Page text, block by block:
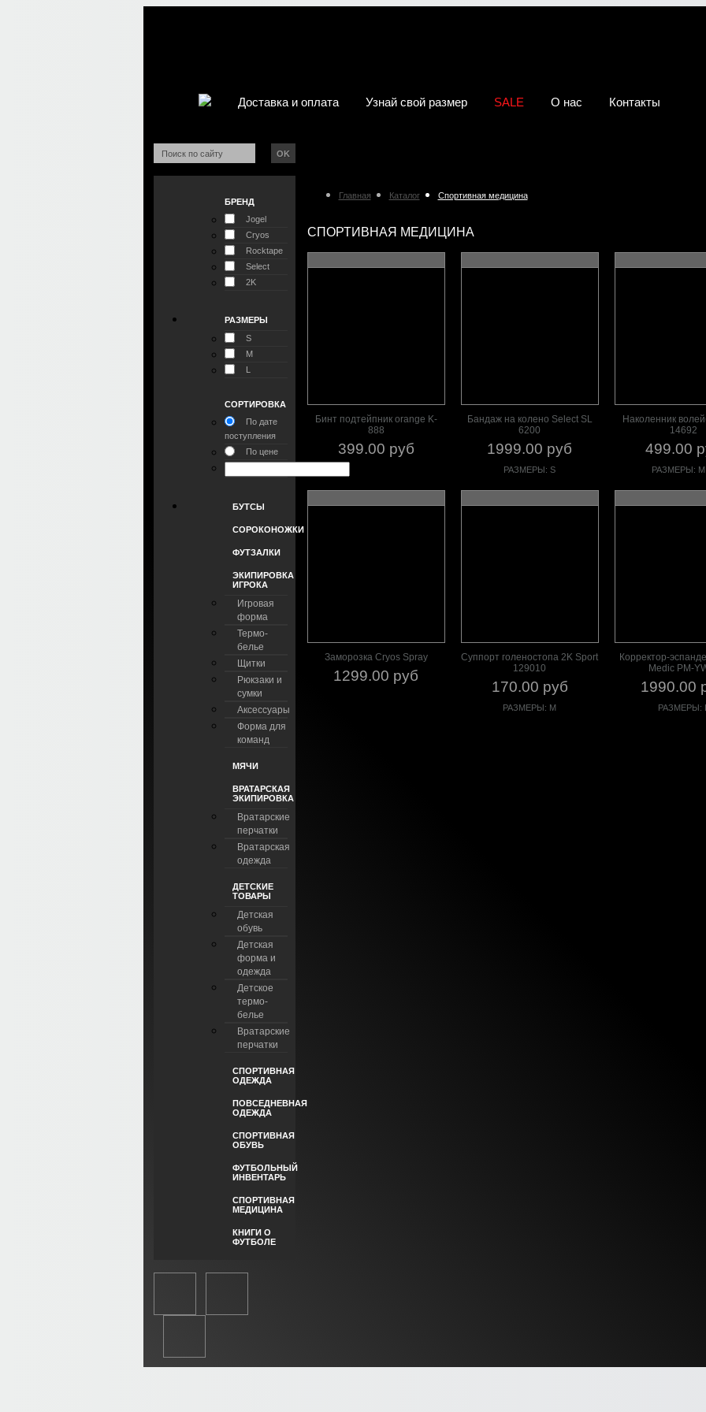
Доставка и оплата Узнай свой размер SALE О нас Контакты
OK
БРЕНД
Jogel
Cryos
Rocktape
Select
2K
РАЗМЕРЫ
S
M
L
СОРТИРОВКА
По дате
поступления
По цене
БУТСЫ
СОРОКОНОЖКИ
ФУТЗАЛКИ
ЭКИПИРОВКА
ИГРОКА
Игровая
форма
Термо-
белье
Щитки
Рюкзаки и
сумки
Аксессуары
Форма для
команд
МЯЧИ
ВРАТАРСКАЯ
ЭКИПИРОВКА
Вратарские
перчатки
Вратарская
одежда
ДЕТСКИЕ
ТОВАРЫ
Детская
обувь
Детская
форма и
одежда
Детское
термо-
белье
Вратарские
перчатки
СПОРТИВНАЯ
ОДЕЖДА
ПОВСЕДНЕВНАЯ
ОДЕЖДА
СПОРТИВНАЯ
ОБУВЬ
ФУТБОЛЬНЫЙ
ИНВЕНТАРЬ
СПОРТИВНАЯ
МЕДИЦИНА
КНИГИ О
ФУТБОЛЕ
Главная Каталог Спортивная медицина
СПОРТИВНАЯ МЕДИЦИНА
Бинт подтейпник orange K-
888
399.00 руб
Бандаж на колено Select SL
6200
1999.00 руб
РАЗМЕРЫ: S
Наколенник
14692
499.00
РАЗМЕРЫ:
Заморозка Cryos Spray
1299.00 руб
Суппорт голеностопа 2K Sport
129010
170.00 руб
РАЗМЕРЫ: M
Корректор-
Medic PM-
1990.00
РАЗМЕРЫ: